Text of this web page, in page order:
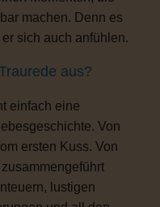
machen. Denn es
sich auch anfühlen.
aus?
einfach eine
Von
ersten Kuss. Von
lustigen